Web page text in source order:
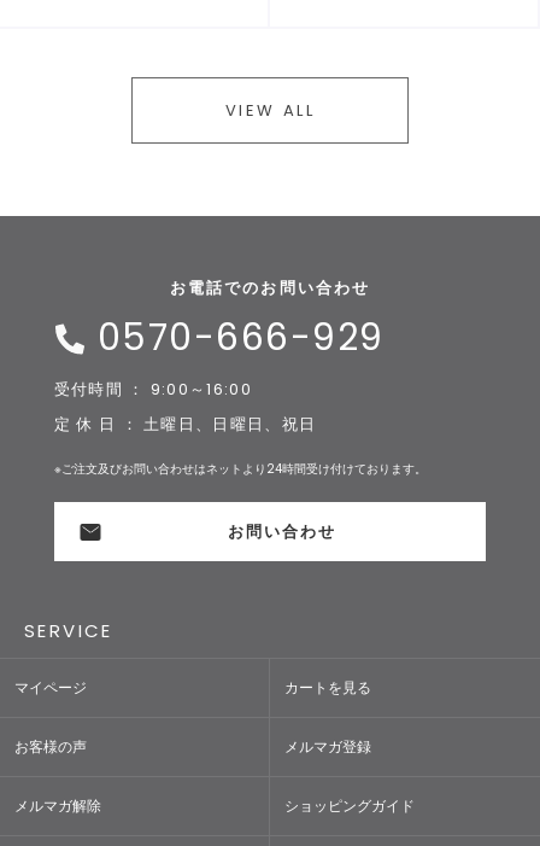
VIEW ALL
お電話でのお問い合わせ
0570-666-929
受付時間 ： 9:00～16:00
定 休 日 ： 土曜日、日曜日、祝日
※ご注文及びお問い合わせはネットより24時間受け付けております。
お問い合わせ
SERVICE
マイページ カートを見る
お客様の声 メルマガ登録
メルマガ解除 ショッピングガイド